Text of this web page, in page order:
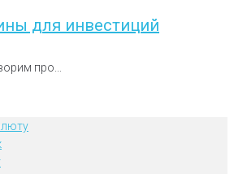
для инвестиций
про...